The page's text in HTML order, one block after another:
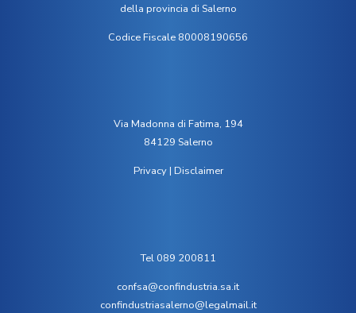
della provincia di Salerno
Codice Fiscale 80008190656
Via Madonna di Fatima, 194
84129 Salerno
Privacy| Disclaimer
Tel 089 200811
confsa@confindustria.sa.it
confindustriasalerno@legalmail.it